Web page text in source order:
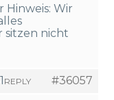
Hinweis: Wir
sitzen nicht
#36057
REPLY